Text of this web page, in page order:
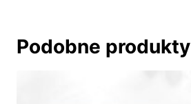
190,00 zł
do
Podobne produkty